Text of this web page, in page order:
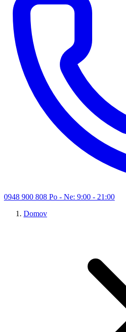
0948 900 808 Po - Ne: 9:00 - 21:00
Domov